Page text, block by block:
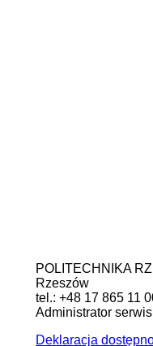
POLITECHNIKA
Rzeszów
tel.: +48 17 865 11
Administrator
Deklaracja